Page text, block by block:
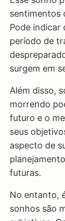
sentimentos
Pode indicar
período de
surgem em
Além disso,
morrendo
futuro e o
seus
aspecto de
futuras.
No entanto,
sonhos são